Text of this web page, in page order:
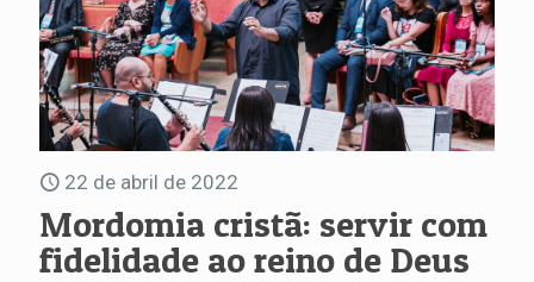
22 de abril de 2022
Mordomia cristã: servir com
fidelidade ao reino de Deus